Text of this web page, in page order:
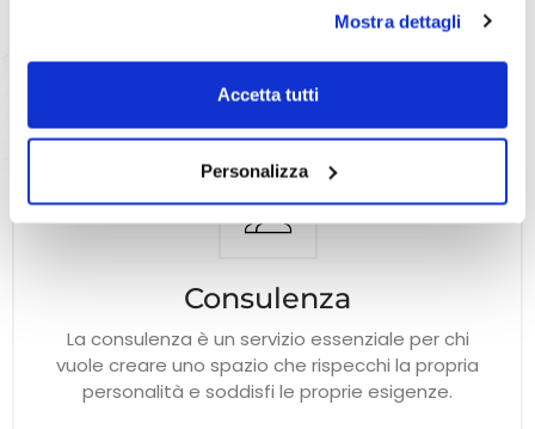
Mostra dettagli
Accetta tutti
Personalizza
consulenza esperta e personale, finalizzata al “dialogo
eventuali modifiche da apportare sul disegno originario
dell’appartamento, come demolizioni e costruzioni di
specifiche necessità.
Consulenza
La consulenza è un servizio essenziale per chi
vuole creare uno spazio che rispecchi la propria
personalità e soddisfi le proprie esigenze.